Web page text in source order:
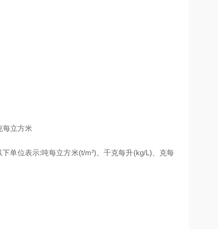
每立方米
单位表示:吨每立方米(t/m³)、千克每升(kg/L)、克每